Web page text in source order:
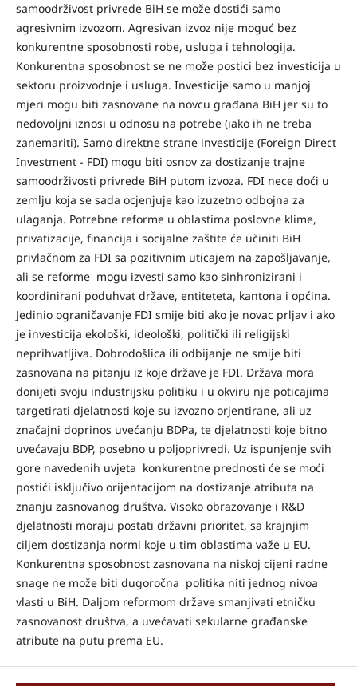
samoodrživost privrede BiH se može dostići samo
agresivnim izvozom. Agresivan izvoz nije moguć bez
konkurentne sposobnosti robe, usluga i tehnologija.
Konkurentna sposobnost se ne može postici bez investicija u
sektoru proizvodnje i usluga. Investicije samo u manjoj
mjeri mogu biti zasnovane na novcu građana BiH jer su to
nedovoljni iznosi u odnosu na potrebe (iako ih ne treba
zanemariti). Samo direktne strane investicije (Foreign Direct
Investment - FDI) mogu biti osnov za dostizanje trajne
samoodrživosti privrede BiH putom izvoza. FDI nece doći u
zemlju koja se sada ocjenjuje kao izuzetno odbojna za
ulaganja. Potrebne reforme u oblastima poslovne klime,
privatizacije, financija i socijalne zaštite će učiniti BiH
privlačnom za FDI sa pozitivnim uticajem na zapošljavanje,
ali se reforme mogu izvesti samo kao sinhronizirani i
koordinirani poduhvat države, entiteteta, kantona i općina.
Jedinio ograničavanje FDI smije biti ako je novac prljav i ako
je investicija ekološki, ideološki, politički ili religijski
neprihvatljiva. Dobrodošlica ili odbijanje ne smije biti
zasnovana na pitanju iz koje države je FDI. Država mora
donijeti svoju industrijsku politiku i u okviru nje poticajima
targetirati djelatnosti koje su izvozno orjentirane, ali uz
značajni doprinos uvećanju BDPa, te djelatnosti koje bitno
uvećavaju BDP, posebno u poljoprivredi. Uz ispunjenje svih
gore navedenih uvjeta konkurentne prednosti će se moći
postići isključivo orijentacijom na dostizanje atributa na
znanju zasnovanog društva. Visoko obrazovanje i R&D
djelatnosti moraju postati državni prioritet, sa krajnjim
ciljem dostizanja normi koje u tim oblastima važe u EU.
Konkurentna sposobnost zasnovana na niskoj cijeni radne
snage ne može biti dugoročna politika niti jednog nivoa
vlasti u BiH. Daljom reformom države smanjivati etničku
zasnovanost društva, a uvećavati sekularne građanske
atribute na putu prema EU.